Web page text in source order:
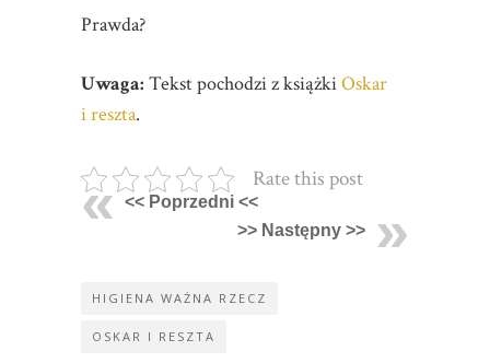
Prawda?
Uwaga: Tekst pochodzi z książkiOskar
i reszta.
Rate this post
<< Poprzedni <<
>> Następny >>
HIGIENA WAŻNA RZECZ
OSKAR I RESZTA